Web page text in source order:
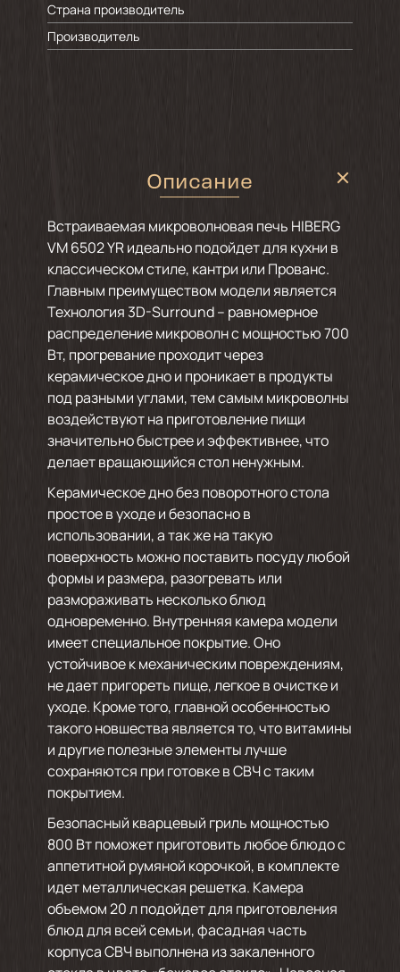
Страна производитель
Производитель
Описание
Встраиваемая микроволновая печь HIBERG
VM 6502 YR идеально подойдет для кухни в
классическом стиле, кантри или Прованс.
Главным преимуществом модели является
Технология 3D-Surround – равномерное
распределение микроволн с мощностью 700
Вт, прогревание проходит через
керамическое дно и проникает в продукты
под разными углами, тем самым микроволны
воздействуют на приготовление пищи
значительно быстрее и эффективнее, что
делает вращающийся стол ненужным.
Керамическое дно без поворотного стола
простое в уходе и безопасно в
использовании, а так же на такую
поверхность можно поставить посуду любой
формы и размера, разогревать или
размораживать несколько блюд
одновременно. Внутренняя камера модели
имеет специальное покрытие. Оно
устойчивое к механическим повреждениям,
не дает пригореть пище, легкое в очистке и
уходе. Кроме того, главной особенностью
такого новшества является то, что витамины
и другие полезные элементы лучше
сохраняются при готовке в СВЧ с таким
покрытием.
Безопасный кварцевый гриль мощностью
800 Вт поможет приготовить любое блюдо с
аппетитной румяной корочкой, в комплекте
идет металлическая решетка. Камера
объемом 20 л подойдет для приготовления
блюд для всей семьи, фасадная часть
корпуса СВЧ выполнена из закаленного